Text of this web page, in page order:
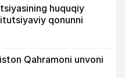
huquqiy
qonunni
Qahramoni unvoni